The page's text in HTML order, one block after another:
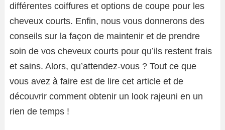
différentes coiffures et options de coupe pour les
cheveux courts. Enfin, nous vous donnerons des
conseils sur la façon de maintenir et de prendre
soin de vos cheveux courts pour qu’ils restent frais
et sains. Alors, qu’attendez-vous ? Tout ce que
vous avez à faire est de lire cet article et de
découvrir comment obtenir un look rajeuni en un
rien de temps !